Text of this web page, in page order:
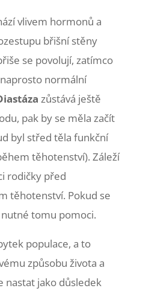
vlivem hormonů a
břišní stěny
se povolují, zatímco
normální
zůstává ještě
pak by se měla začít
byl střed těla funkční
těhotenství). Záleží
rodičky před
těhotenství. Pokud se
tomu pomoci.
populace, a to
způsobu života a
nastat jako důsledek